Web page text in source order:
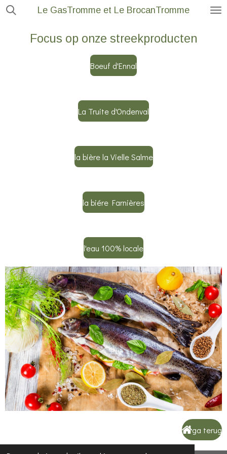
Ga
Le GasTromme et Le BrocanTromme
Focus op onze streekproducten
Boeuf d'Ennal
La Truite d'Ondenval
la bière la Vielle Salme
la biére Farnières
l'eau 100% locale
ga terug